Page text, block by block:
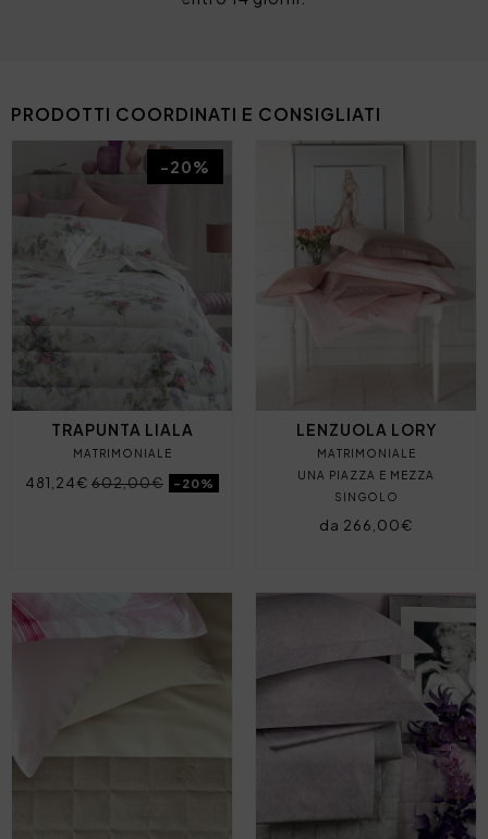
PRODOTTI COORDINATI E CONSIGLIATI
TRAPUNTA LIALA
MATRIMONIALE
481,24€ 602,00€ -20%
-20%
LENZUOLA LORY
MATRIMONIALE
UNA PIAZZA E MEZZA
SINGOLO
da 266,00€